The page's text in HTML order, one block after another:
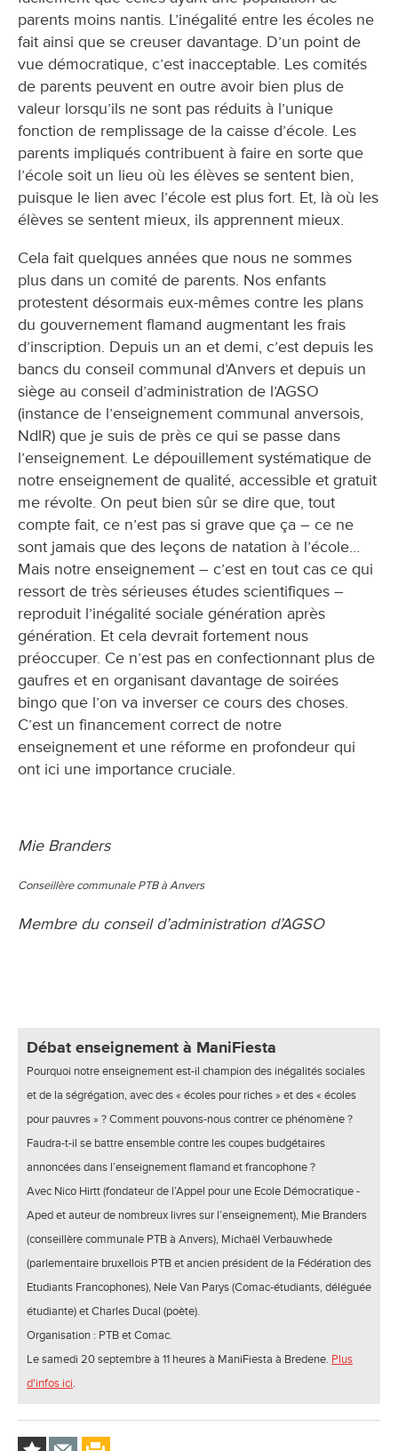
parents moins nantis. L’inégalité entre les écoles ne
fait ainsi que se creuser davantage. D’un point de
vue démocratique, c’est inacceptable. Les comités
de parents peuvent en outre avoir bien plus de
valeur lorsqu’ils ne sont pas réduits à l’unique
fonction de remplissage de la caisse d’école. Les
parents impliqués contribuent à faire en sorte que
l’école soit un lieu où les élèves se sentent bien,
puisque le lien avec l’école est plus fort. Et, là où les
élèves se sentent mieux, ils apprennent mieux.
Cela fait quelques années que nous ne sommes
plus dans un comité de parents. Nos enfants
protestent désormais eux-mêmes contre les plans
du gouvernement flamand augmentant les frais
d’inscription. Depuis un an et demi, c’est depuis les
bancs du conseil communal d’Anvers et depuis un
siège au conseil d’administration de l’AGSO
(instance de l’enseignement communal anversois,
NdlR) que je suis de près ce qui se passe dans
l’enseignement. Le dépouillement systématique de
notre enseignement de qualité, accessible et gratuit
me révolte. On peut bien sûr se dire que, tout
compte fait, ce n’est pas si grave que ça – ce ne
sont jamais que des leçons de natation à l’école…
Mais notre enseignement – c’est en tout cas ce qui
ressort de très sérieuses études scientifiques –
reproduit l’inégalité sociale génération après
génération. Et cela devrait fortement nous
préoccuper. Ce n’est pas en confectionnant plus de
gaufres et en organisant davantage de soirées
bingo que l’on va inverser ce cours des choses.
C’est un financement correct de notre
enseignement et une réforme en profondeur qui
ont ici une importance cruciale.
Mie Branders
Conseillère communale PTB à Anvers
Membre du conseil d’administration d’AGSO
Débat enseignement à ManiFiesta
Pourquoi notre enseignement est-il champion des inégalités sociales
et de la ségrégation, avec des « écoles pour riches » et des « écoles
pour pauvres » ? Comment pouvons-nous contrer ce phénomène ?
Faudra-t-il se battre ensemble contre les coupes budgétaires
annoncées dans l’enseignement flamand et francophone ?
Avec Nico Hirtt (fondateur de l’Appel pour une Ecole Démocratique -
Aped et auteur de nombreux livres sur l’enseignement), Mie Branders
(conseillère communale PTB à Anvers), Michaël Verbauwhede
(parlementaire bruxellois PTB et ancien président de la Fédération des
Etudiants Francophones), Nele Van Parys (Comac-étudiants, déléguée
étudiante) et Charles Ducal (poète).
Organisation : PTB et Comac.
Le samedi 20 septembre à 11 heures à ManiFiesta à Bredene. Plus
d'infos ici.